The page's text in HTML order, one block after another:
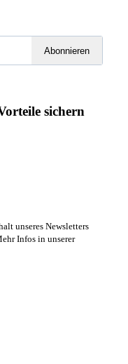
Abonnieren
sichern
unseres Newsletters
Infos in unserer